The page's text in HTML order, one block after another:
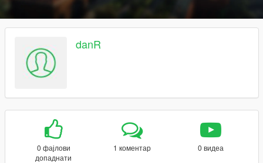
danR
0 фајлови
допаднати
1 коментар 0 видеа